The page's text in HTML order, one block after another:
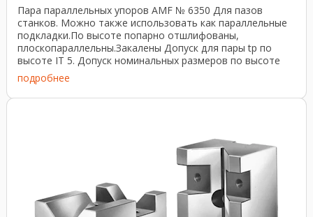
Пара параллельных упоров AMF № 6350 Для пазов
станков. Можно также использовать как параллельные
подкладки.По высоте попарно отшлифованы,
плоскопараллельны.Закалены Допуск для пары tp по
высоте IT 5. Допуск номинальных размеров по высоте
DIN ISO ...
подробнее